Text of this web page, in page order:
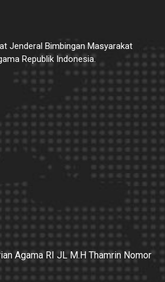
Jenderal Bimbingan Masyarakat
Republik Indonesia.
Agama RI JL M.H Thamrin Nomor